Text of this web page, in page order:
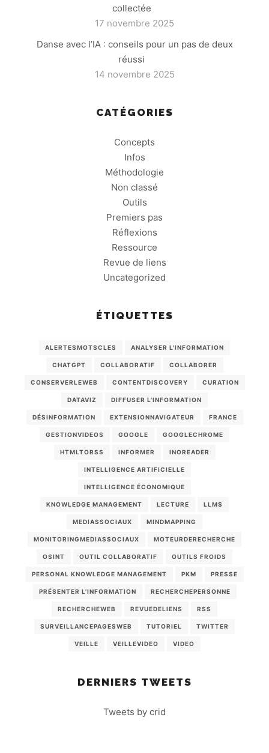
collectée
17 novembre 2025
Danse avec l’IA : conseils pour un pas de deux
réussi
14 novembre 2025
CATÉGORIES
Concepts
Infos
Méthodologie
Non classé
Outils
Premiers pas
Réflexions
Ressource
Revue de liens
Uncategorized
ÉTIQUETTES
ALERTESMOTSCLES ANALYSER L'INFORMATION
CHATGPT COLLABORATIF COLLABORER
CONSERVERLEWEB CONTENTDISCOVERY CURATION
DATAVIZ DIFFUSER L'INFORMATION
DÉSINFORMATION EXTENSIONNAVIGATEUR FRANCE
GESTIONVIDEOS GOOGLE GOOGLECHROME
HTMLTORSS INFORMER INOREADER
INTELLIGENCE ARTIFICIELLE
INTELLIGENCE ÉCONOMIQUE
KNOWLEDGE MANAGEMENT LECTURE LLMS
MEDIASSOCIAUX MINDMAPPING
MONITORINGMEDIASSOCIAUX MOTEURDERECHERCHE
OSINT OUTIL COLLABORATIF OUTILS FROIDS
PERSONAL KNOWLEDGE MANAGEMENT PKM PRESSE
PRÉSENTER L'INFORMATION RECHERCHEPERSONNE
RECHERCHEWEB REVUEDELIENS RSS
SURVEILLANCEPAGESWEB TUTORIEL TWITTER
VEILLE VEILLEVIDEO VIDEO
DERNIERS TWEETS
Tweets by crid